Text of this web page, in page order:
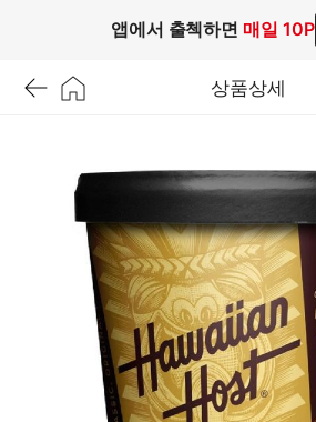
앱에서 출첵하면 매일 10P
상품상세